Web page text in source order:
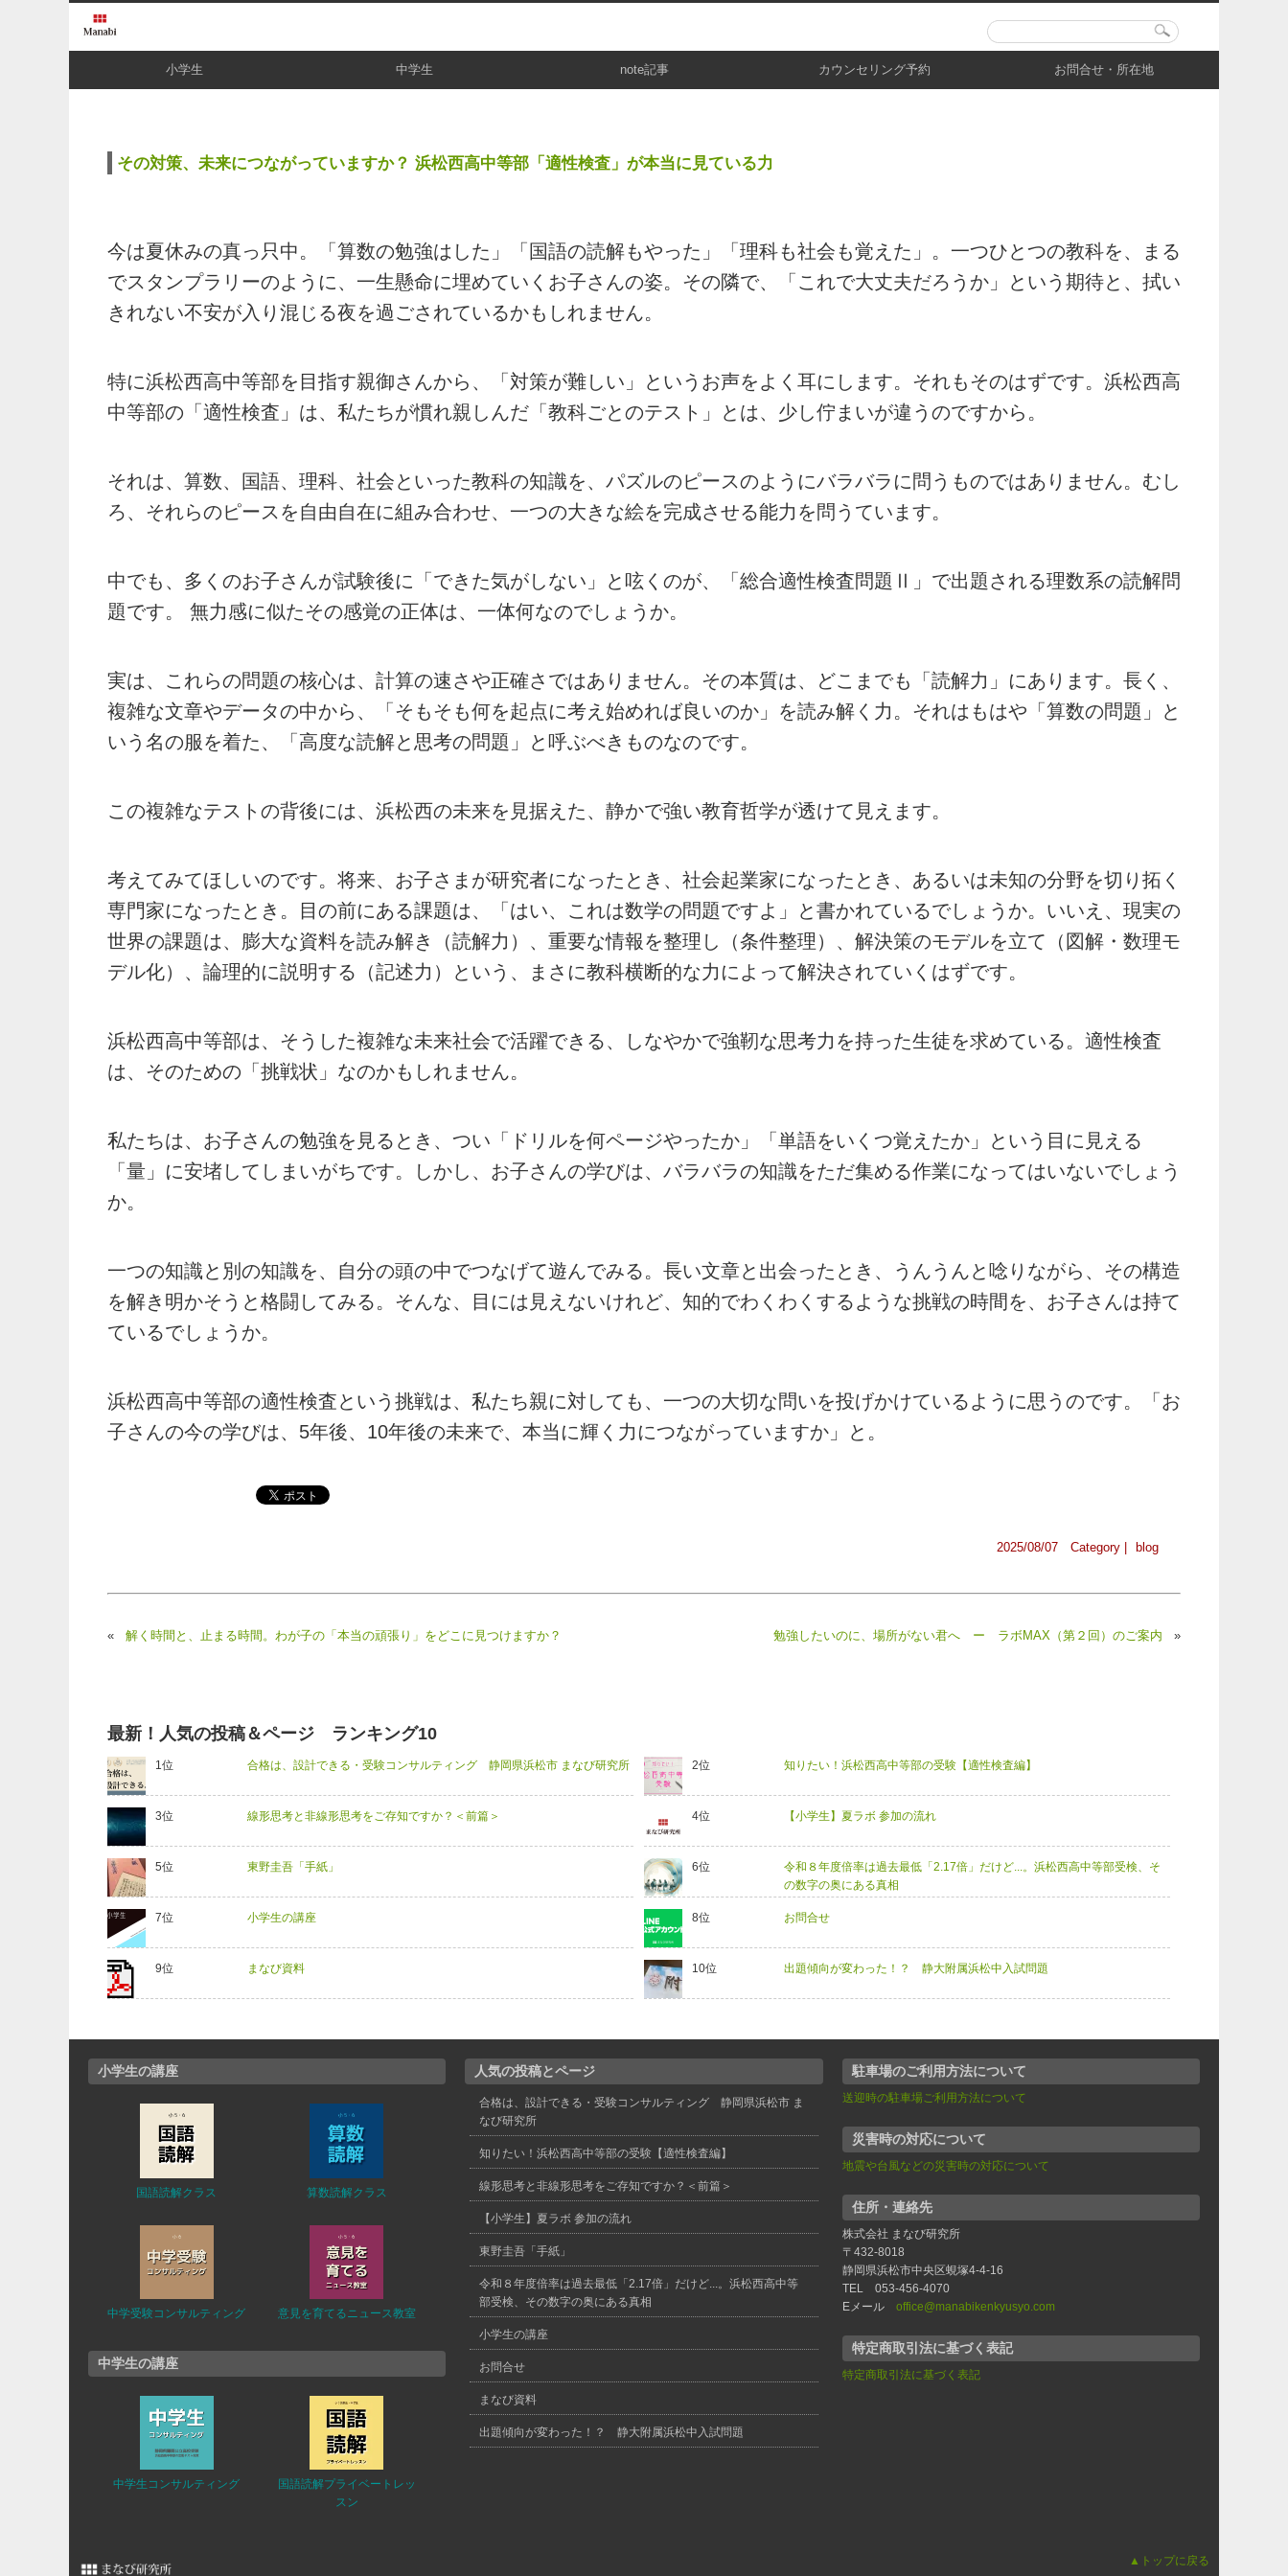
小学生 中学生 note記事 カウンセリング予約 お問合せ・所在地
その対策、未来につながっていますか？ 浜松西高中等部「適性検査」が本当に見ている力
今は夏休みの真っ只中。「算数の勉強はした」「国語の読解もやった」「理科も社会も覚えた」。一つひとつの教科を、まる
でスタンプラリーのように、一生懸命に埋めていくお子さんの姿。その隣で、「これで大丈夫だろうか」という期待と、拭い
きれない不安が入り混じる夜を過ごされているかもしれません。
特に浜松西高中等部を目指す親御さんから、「対策が難しい」というお声をよく耳にします。それもそのはずです。浜松西高
中等部の「適性検査」は、私たちが慣れ親しんだ「教科ごとのテスト」とは、少し佇まいが違うのですから。
それは、算数、国語、理科、社会といった教科の知識を、パズルのピースのようにバラバラに問うものではありません。むし
ろ、それらのピースを自由自在に組み合わせ、一つの大きな絵を完成させる能力を問うています。
中でも、多くのお子さんが試験後に「できた気がしない」と呟くのが、「総合適性検査問題Ⅱ」で出題される理数系の読解問
題です。 無力感に似たその感覚の正体は、一体何なのでしょうか。
実は、これらの問題の核心は、計算の速さや正確さではありません。その本質は、どこまでも「読解力」にあります。長く、
複雑な文章やデータの中から、「そもそも何を起点に考え始めれば良いのか」を読み解く力。それはもはや「算数の問題」と
いう名の服を着た、「高度な読解と思考の問題」と呼ぶべきものなのです。
この複雑なテストの背後には、浜松西の未来を見据えた、静かで強い教育哲学が透けて見えます。
考えてみてほしいのです。将来、お子さまが研究者になったとき、社会起業家になったとき、あるいは未知の分野を切り拓く
専門家になったとき。目の前にある課題は、「はい、これは数学の問題ですよ」と書かれているでしょうか。いいえ、現実の
世界の課題は、膨大な資料を読み解き（読解力）、重要な情報を整理し（条件整理）、解決策のモデルを立て（図解・数理モ
デル化）、論理的に説明する（記述力）という、まさに教科横断的な力によって解決されていくはずです。
浜松西高中等部は、そうした複雑な未来社会で活躍できる、しなやかで強靭な思考力を持った生徒を求めている。適性検査
は、そのための「挑戦状」なのかもしれません。
私たちは、お子さんの勉強を見るとき、つい「ドリルを何ページやったか」「単語をいくつ覚えたか」という目に見える
「量」に安堵してしまいがちです。しかし、お子さんの学びは、バラバラの知識をただ集める作業になってはいないでしょう
か。
一つの知識と別の知識を、自分の頭の中でつなげて遊んでみる。長い文章と出会ったとき、うんうんと唸りながら、その構造
を解き明かそうと格闘してみる。そんな、目には見えないけれど、知的でわくわくするような挑戦の時間を、お子さんは持て
ているでしょうか。
浜松西高中等部の適性検査という挑戦は、私たち親に対しても、一つの大切な問いを投げかけているように思うのです。「お
子さんの今の学びは、5年後、10年後の未来で、本当に輝く力につながっていますか」と。
2025/08/07 Category | blog
« 解く時間と、止まる時間。わが子の「本当の頑張り」をどこに見つけますか？ 勉強したいのに、場所がない君へ ー ラボMAX（第２回）のご案内 »
最新！人気の投稿＆ページ ランキング10
合格は、設計できる・受験コンサルティング 静岡県浜松市 まなび研究所 知りたい！浜松西高中等部の受験【適性検査編】
線形思考と非線形思考をご存知ですか？＜前篇＞ 【小学生】夏ラボ 参加の流れ
東野圭吾「手紙」
令和８年度倍率は過去最低「2.17倍」だけど...。浜松西高中等部受検、そ
の数字の奥にある真相
小学生の講座 お問合せ
まなび資料 出題傾向が変わった！？ 静大附属浜松中入試問題
小学生の講座
国語読解クラス 算数読解クラス
中学受験コンサルティング 意見を育てるニュース教室
中学生の講座
中学生コンサルティング
国語読解プライベートレッ
スン
人気の投稿とページ
合格は、設計できる・受験コンサルティング 静岡県浜松市 ま
なび研究所
知りたい！浜松西高中等部の受験【適性検査編】
線形思考と非線形思考をご存知ですか？＜前篇＞
【小学生】夏ラボ 参加の流れ
東野圭吾「手紙」
令和８年度倍率は過去最低「2.17倍」だけど...。浜松西高中等
部受検、その数字の奥にある真相
小学生の講座
お問合せ
まなび資料
出題傾向が変わった！？ 静大附属浜松中入試問題
駐車場のご利用方法について
送迎時の駐車場ご利用方法について
災害時の対応について
地震や台風などの災害時の対応について
住所・連絡先
株式会社 まなび研究所
〒432-8018
静岡県浜松市中央区蜆塚4-4-16
TEL 053-456-4070
Eメール office@manabikenkyusyo.com
特定商取引法に基づく表記
特定商取引法に基づく表記
▲トップに戻る